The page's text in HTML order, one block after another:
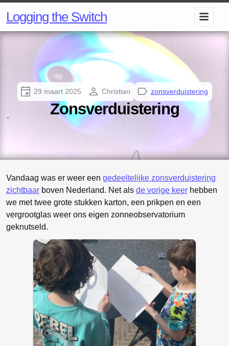
Logging the Switch
29 maart 2025 Christian zonsverduistering
Zonsverduistering
Vandaag was er weer een gedeeltelijke zonsverduistering
zichtbaar boven Nederland. Net als de vorige keer hebben
we met twee grote stukken karton, een prikpen en een
vergrootglas weer ons eigen zonneobservatorium
geknutseld.